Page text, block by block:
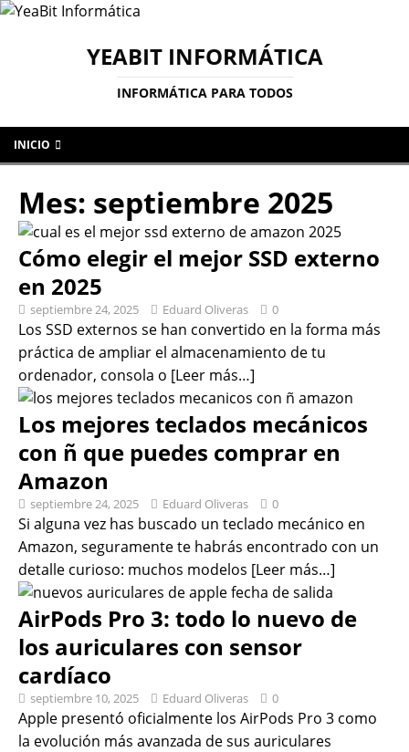
YEABIT INFORMÁTICA
INFORMÁTICA PARA TODOS
INICIO
Mes: septiembre 2025
Cómo elegir el mejor SSD externo
en 2025
septiembre 24, 2025 Eduard Oliveras 0
Los SSD externos se han convertido en la forma más
práctica de ampliar el almacenamiento de tu
ordenador, consola o [Leer más…]
Los mejores teclados mecánicos
con ñ que puedes comprar en
Amazon
septiembre 24, 2025 Eduard Oliveras 0
Si alguna vez has buscado un teclado mecánico en
Amazon, seguramente te habrás encontrado con un
detalle curioso: muchos modelos [Leer más…]
AirPods Pro 3: todo lo nuevo de
los auriculares con sensor
cardíaco
septiembre 10, 2025 Eduard Oliveras 0
Apple presentó oficialmente los AirPods Pro 3 como
la evolución más avanzada de sus auriculares